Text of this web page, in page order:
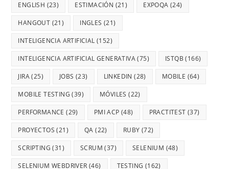
ENGLISH (23) ESTIMACIÓN (21) EXPOQA (24)
HANGOUT (21) INGLES (21)
INTELIGENCIA ARTIFICIAL (152)
INTELIGENCIA ARTIFICIAL GENERATIVA(75) ISTQB (166)
JIRA(25) JOBS (23) LINKEDIN (28) MOBILE (64)
MOBILE TESTING (39) MÓVILES (22)
PERFORMANCE (29) PMI ACP (48) PRACTITEST (37)
PROYECTOS (21) QA (22) RUBY (72)
SCRIPTING (31) SCRUM (37) SELENIUM (48)
SELENIUM WEBDRIVER (46) TESTING (162)